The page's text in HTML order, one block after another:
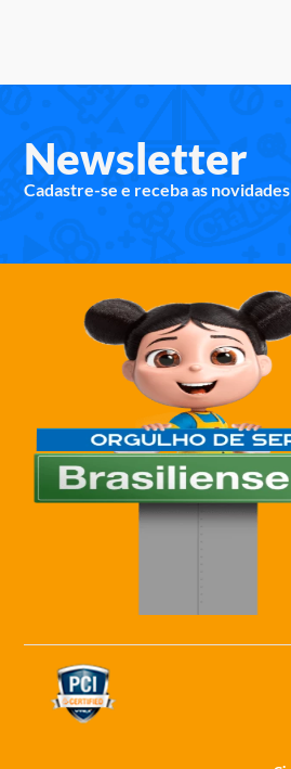
Newsletter
Cadastre-se e receba as